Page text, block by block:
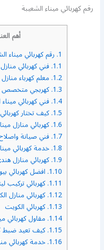
رقم كهربائي ميناء الشعيبة
أهم
1. رقم كهربائي ميناء
1.1. فني كهربائي
1.2. معلم كهرباء منازل
1.3. كهربجي متخصص
1.4. فني كهربائي
1.5. كيف تختار
1.6. كهربائي منازل
1.7. فني صيانة
1.8. خدمة كهربائي ميناء
1.9. كهربائي منازل
1.10. افضل كهربائي
1.11. كهربائي
1.12. كهربائي منازل
1.13. كهربائي الكويت
1.14. مقاول كهربائي
1.15. كيف تعيد ضبط
1.16. خدمة كهربائي